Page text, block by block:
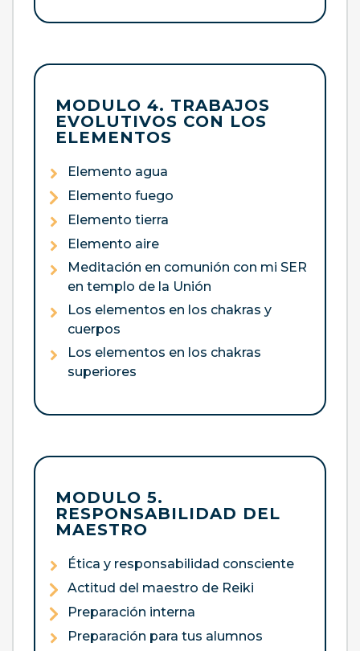
MODULO 4. TRABAJOS
EVOLUTIVOS CON LOS
ELEMENTOS
Elemento agua
Elemento fuego
Elemento tierra
Elemento aire
Meditación en comunión con mi SER
en templo de la Unión
Los elementos en los chakras y
cuerpos
Los elementos en los chakras
superiores
MODULO 5.
RESPONSABILIDAD DEL
MAESTRO
Ética y responsabilidad consciente
Actitud del maestro de Reiki
Preparación interna
Preparación para tus alumnos